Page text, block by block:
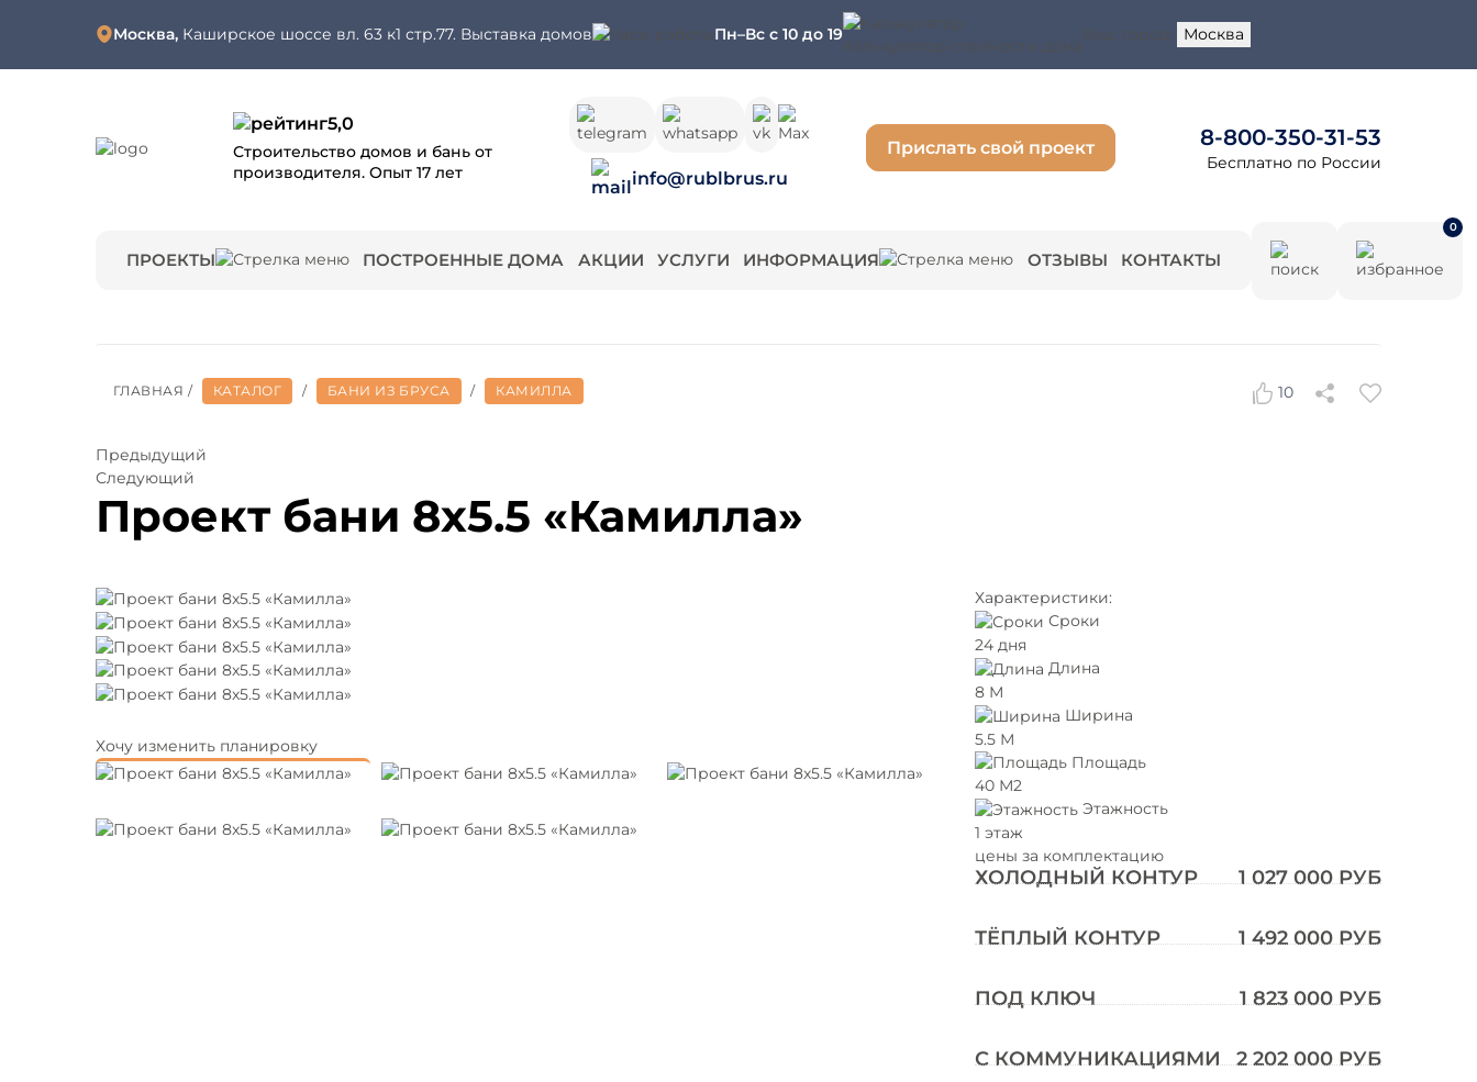
Москва, Каширское шоссе вл. 63 к1 стр.77. Выставка домов Пн–Вс с 10 до 19
Калькулятор стоимости дома
Ваш город: Москва
5,0
Строительство домов и бань от
производителя. Опыт 17 лет
info@rublbrus.ru
Прислать свой проект 8-800-350-31-53
Бесплатно по России
ПРОЕКТЫ ПОСТРОЕННЫЕ ДОМА АКЦИИ УСЛУГИ ИНФОРМАЦИЯ ОТЗЫВЫ КОНТАКТЫ
0
ГЛАВНАЯ / КАТАЛОГ / БАНИ ИЗ БРУСА / КАМИЛЛА 10
Предыдущий
Следующий
Проект бани 8x5.5 «Камилла»
Хочу изменить планировку
Характеристики:
Сроки
24 дня
Длина
8 М
Ширина
5.5 М
Площадь
40 М2
Этажность
1 этаж
цены за комплектацию
ХОЛОДНЫЙ КОНТУР 1 027 000 РУБ
ТЁПЛЫЙ КОНТУР 1 492 000 РУБ
ПОД КЛЮЧ 1 823 000 РУБ
С КОММУНИКАЦИЯМИ 2 202 000 РУБ